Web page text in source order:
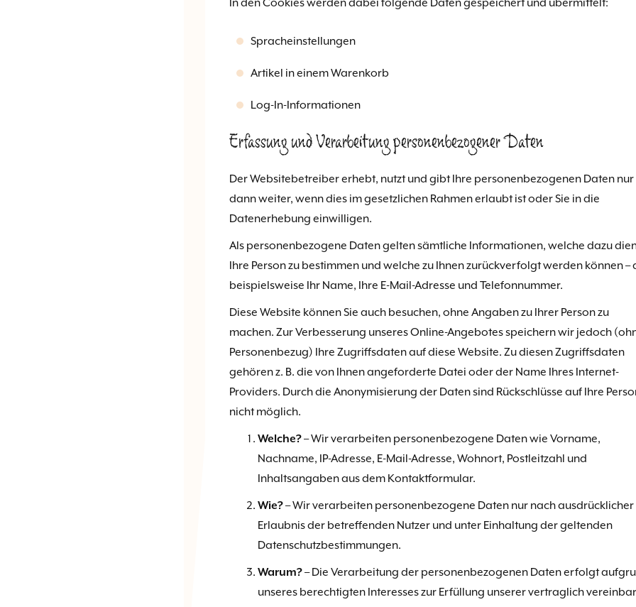
In den Cookies werden dabei folgende Daten gespeichert und übermittelt:
Spracheinstellungen
Artikel in einem Warenkorb
Log-In-Informationen
Erfassung und Verarbeitung personenbezogener Daten
Der Websitebetreiber erhebt, nutzt und gibt Ihre personenbezogenen Daten nur
dann weiter, wenn dies im gesetzlichen Rahmen erlaubt ist oder Sie in die
Datenerhebung einwilligen.
Als personenbezogene Daten gelten sämtliche Informationen, welche dazu
Ihre Person zu bestimmen und welche zu Ihnen zurückverfolgt werden können –
beispielsweise Ihr Name, Ihre E-Mail-Adresse und Telefonnummer.
Diese Website können Sie auch besuchen, ohne Angaben zu Ihrer Person zu
machen. Zur Verbesserung unseres Online-Angebotes speichern wir jedoch
Personenbezug) Ihre Zugriffsdaten auf diese Website. Zu diesen Zugriffsdaten
gehören z. B. die von Ihnen angeforderte Datei oder der Name Ihres Internet-
Providers. Durch die Anonymisierung der Daten sind Rückschlüsse auf Ihre
nicht möglich.
Welche?– Wir verarbeiten personenbezogene Daten wie Vorname,
Nachname, IP-Adresse, E-Mail-Adresse, Wohnort, Postleitzahl und
Inhaltsangaben aus dem Kontaktformular.
Wie?– Wir verarbeiten personenbezogene Daten nur nach ausdrücklicher
Erlaubnis der betreffenden Nutzer und unter Einhaltung der geltenden
Datenschutzbestimmungen.
Warum?– Die Verarbeitung der personenbezogenen Daten erfolgt
unseres berechtigten Interesses zur Erfüllung unserer vertraglich